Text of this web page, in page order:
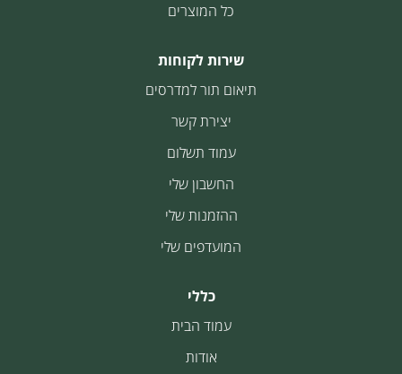
כל המוצרים
שירות לקוחות
תיאום תור למדרסים
יצירת קשר
עמוד תשלום
החשבון שלי
ההזמנות שלי
המועדפים שלי
כללי
עמוד הבית
אודות